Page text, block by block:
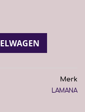
Merk
LAMANA